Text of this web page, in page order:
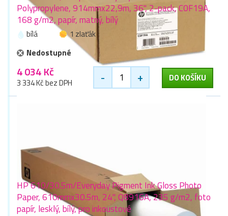
Polypropylene, 914mmx22,9m, 36", 2-pack, C0F19A,
168 g/m2, papír, matný, bílý
bílá
1 zlaťák
Nedostupné
4 034 Kč
3 334 Kč bez DPH - + DO KOŠÍKU
HP 610/30.5m/Everyday Pigment Ink Gloss Photo
Paper, 610mmx30.5m, 24", Q8916A, 235 g/m2, foto
papír, lesklý, bílý, pro inkoustové